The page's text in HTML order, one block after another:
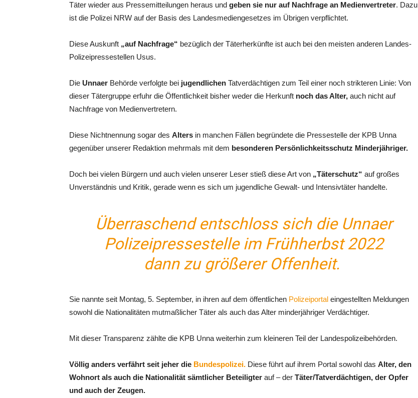
Täter wieder aus Pressemitteilungen heraus und geben sie nur auf Nachfrage an Medienvertreter. Dazu
ist die Polizei NRW auf der Basis des Landesmediengesetzes im Übrigen verpflichtet.
Diese Auskunft „auf Nachfrage“ bezüglich der Täterherkünfte ist auch bei den meisten anderen Landes-
Polizeipressestellen Usus.
Die Unnaer Behörde verfolgte bei jugendlichen Tatverdächtigen zum Teil einer noch strikteren Linie: Von
dieser Tätergruppe erfuhr die Öffentlichkeit bisher weder die Herkunft noch das Alter, auch nicht auf
Nachfrage von Medienvertretern.
Diese Nichtnennung sogar des Alters in manchen Fällen begründete die Pressestelle der KPB Unna
gegenüber unserer Redaktion mehrmals mit dem besonderen Persönlichkeitsschutz Minderjähriger.
Doch bei vielen Bürgern und auch vielen unserer Leser stieß diese Art von „Täterschutz“ auf großes
Unverständnis und Kritik, gerade wenn es sich um jugendliche Gewalt- und Intensivtäter handelte.
Überraschend entschloss sich die Unnaer
Polizeipressestelle im Frühherbst 2022
dann zu größerer Offenheit.
Sie nannte seit Montag, 5. September, in ihren auf dem öffentlichen Polizeiportal eingestellten Meldungen
sowohl die Nationalitäten mutmaßlicher Täter als auch das Alter minderjähriger Verdächtiger.
Mit dieser Transparenz zählte die KPB Unna weiterhin zum kleineren Teil der Landespolizeibehörden.
Völlig anders verfährt seit jeher die Bundespolizei. Diese führt auf ihrem Portal sowohl das Alter, den
Wohnort als auch die Nationalität sämtlicher Beteiligter auf – der Täter/Tatverdächtigen, der Opfer
und auch der Zeugen.